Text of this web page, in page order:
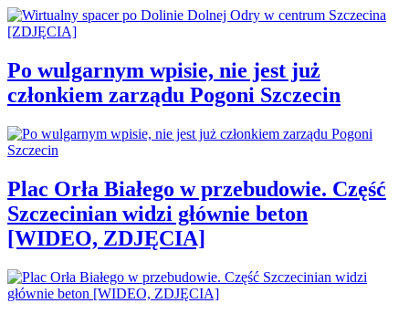
Po wulgarnym wpisie, nie jest już
członkiem zarządu Pogoni Szczecin
Plac Orła Białego w przebudowie. Część
Szczecinian widzi głównie beton
[WIDEO, ZDJĘCIA]